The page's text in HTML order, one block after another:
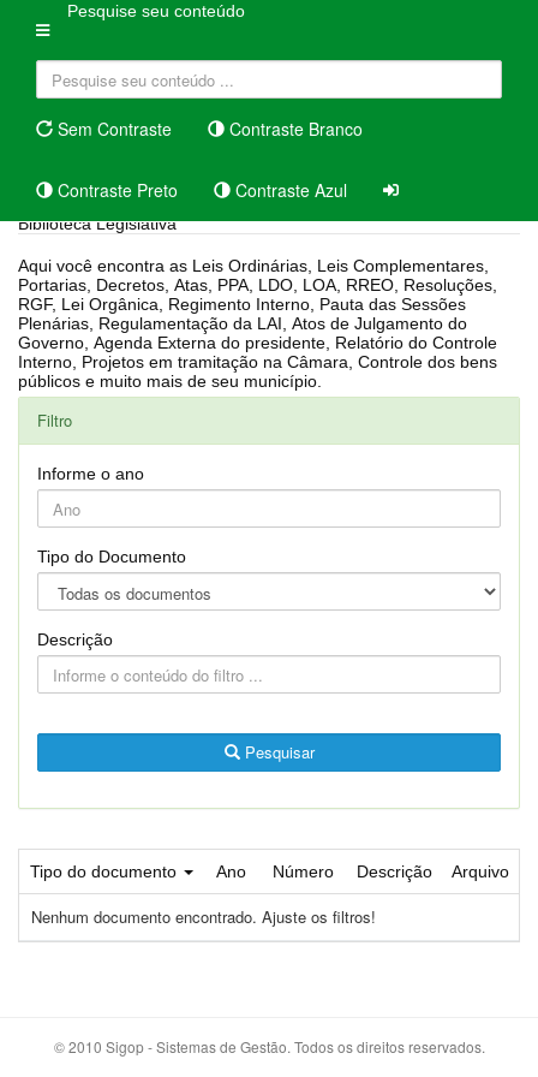
Pesquise seu conteúdo
Sem Contraste Contraste Branco
Contraste Preto Contraste Azul
Biblioteca Legislativa
Aqui você encontra as Leis Ordinárias, Leis Complementares,
Portarias, Decretos, Atas, PPA, LDO, LOA, RREO, Resoluções,
RGF, Lei Orgânica, Regimento Interno, Pauta das Sessões
Plenárias, Regulamentação da LAI, Atos de Julgamento do
Governo, Agenda Externa do presidente, Relatório do Controle
Interno, Projetos em tramitação na Câmara, Controle dos bens
públicos e muito mais de seu município.
Filtro
Informe o ano
Tipo do Documento
Descrição
Pesquisar
Tipo do documento Ano Número Descrição Arquivo
Nenhum documento encontrado. Ajuste os filtros!
© 2010 Sigop - Sistemas de Gestão. Todos os direitos reservados.